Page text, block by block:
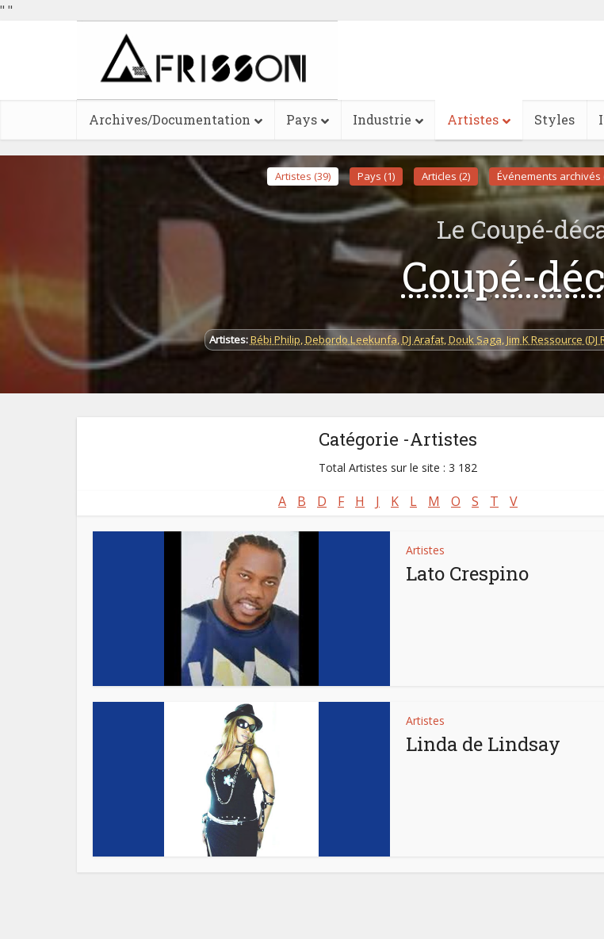
" "
Archives/Documentation Pays Industrie Artistes Styles
Artistes (39) Pays (1) Articles (2) Événements archivés
Le Coupé-
Coupé-
Artistes:Bébi Philip,Debordo Leekunfa,DJ Arafat,Douk Saga,Jim K Ressource (DJ
Catégorie -Artistes
Total Artistes sur le site : 3 182
A B D F H J K L M O S T V
Artistes
Lato Crespino
Artistes
Linda de Lindsay